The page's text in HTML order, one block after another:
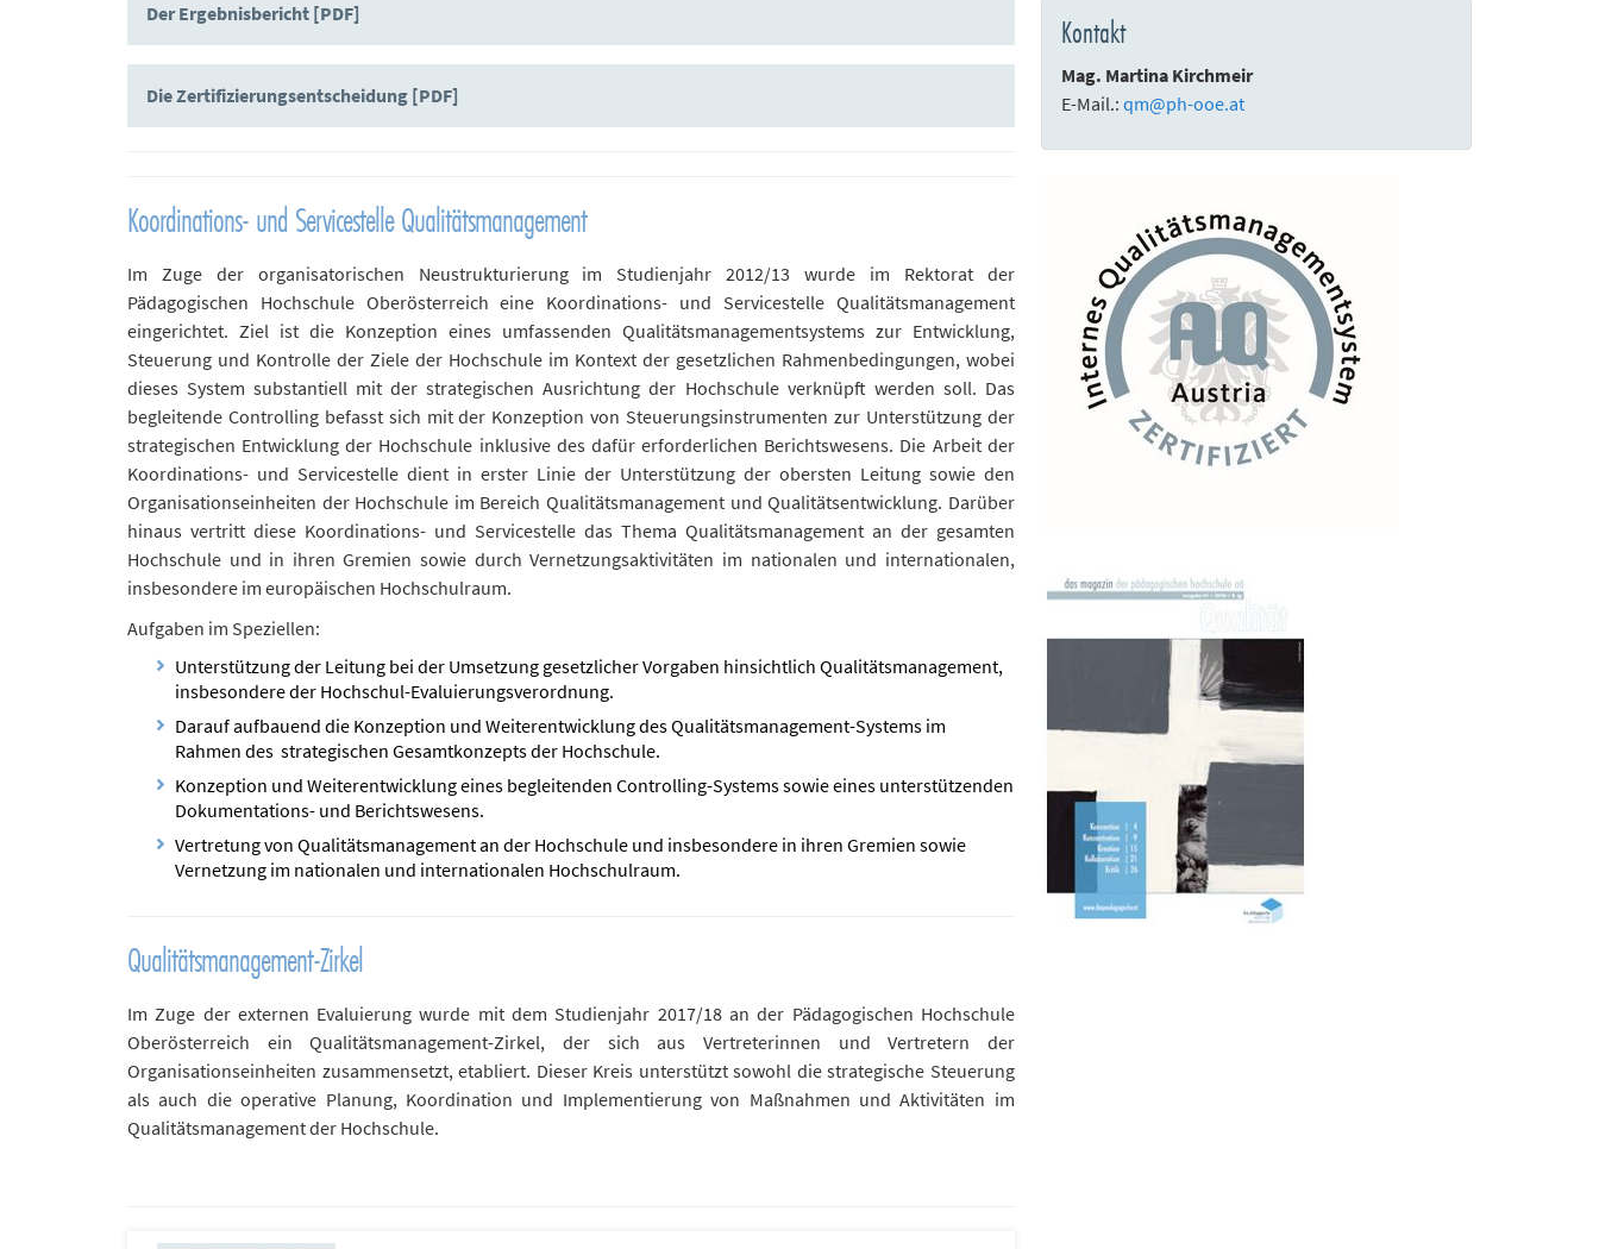
Der Ergebnisbericht [PDF]
Die Zertifizierungsentscheidung [PDF]
Koordinations- und Servicestelle Qualitätsmanagement
Im Zuge der organisatorischen Neustrukturierung im Studienjahr 2012/13 wurde im Rektorat der
Pädagogischen Hochschule Oberösterreich eine Koordinations- und Servicestelle Qualitätsmanagement
eingerichtet. Ziel ist die Konzeption eines umfassenden Qualitätsmanagementsystems zur Entwicklung,
Steuerung und Kontrolle der Ziele der Hochschule im Kontext der gesetzlichen Rahmenbedingungen, wobei
dieses System substantiell mit der strategischen Ausrichtung der Hochschule verknüpft werden soll. Das
begleitende Controlling befasst sich mit der Konzeption von Steuerungsinstrumenten zur Unterstützung der
strategischen Entwicklung der Hochschule inklusive des dafür erforderlichen Berichtswesens. Die Arbeit der
Koordinations- und Servicestelle dient in erster Linie der Unterstützung der obersten Leitung sowie den
Organisationseinheiten der Hochschule im Bereich Qualitätsmanagement und Qualitätsentwicklung. Darüber
hinaus vertritt diese Koordinations- und Servicestelle das Thema Qualitätsmanagement an der gesamten
Hochschule und in ihren Gremien sowie durch Vernetzungsaktivitäten im nationalen und internationalen,
insbesondere im europäischen Hochschulraum.
Aufgaben im Speziellen:
Unterstützung der Leitung bei der Umsetzung gesetzlicher Vorgaben hinsichtlich Qualitätsmanagement,
insbesondere der Hochschul-Evaluierungsverordnung.
Darauf aufbauend die Konzeption und Weiterentwicklung des Qualitätsmanagement-Systems im
Rahmen des strategischen Gesamtkonzepts der Hochschule.
Konzeption und Weiterentwicklung eines begleitenden Controlling-Systems sowie eines unterstützenden
Dokumentations- und Berichtswesens.
Vertretung von Qualitätsmanagement an der Hochschule und insbesondere in ihren Gremien sowie
Vernetzung im nationalen und internationalen Hochschulraum.
Qualitätsmanagement-Zirkel
Im Zuge der externen Evaluierung wurde mit dem Studienjahr 2017/18 an der Pädagogischen Hochschule
Oberösterreich ein Qualitätsmanagement-Zirkel, der sich aus Vertreterinnen und Vertretern der
Organisationseinheiten zusammensetzt, etabliert. Dieser Kreis unterstützt sowohl die strategische Steuerung
als auch die operative Planung, Koordination und Implementierung von Maßnahmen und Aktivitäten im
Qualitätsmanagement der Hochschule.
Kontakt
Mag. Martina Kirchmeir
E-Mail.:qm@ph-ooe.at